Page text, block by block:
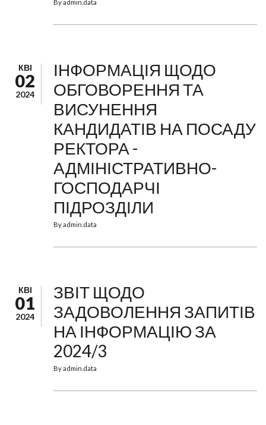
Byadmin.data
КВІ
02
2024
ІНФОРМАЦІЯ ЩОДО
ОБГОВОРЕННЯ ТА
ВИСУНЕННЯ
КАНДИДАТІВ НА ПОСАДУ
РЕКТОРА -
АДМІНІСТРАТИВНО-
ГОСПОДАРЧІ
ПІДРОЗДІЛИ
Byadmin.data
КВІ
01
2024
ЗВІТ ЩОДО
ЗАДОВОЛЕННЯ ЗАПИТІВ
НА ІНФОРМАЦІЮ ЗА
2024/3
Byadmin.data